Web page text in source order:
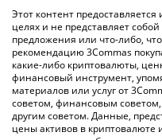
Вы также можете
цен Survarium, чтобы
Survarium в основных
Этот контент
целях и не представляет
предложения или что-либо,
рекомендацию 3Commas
какие-либо криптовалюты,
финансовый инструмент,
материалов или услуг от
советом, финансовым
другим советом. Данные,
цены активов в